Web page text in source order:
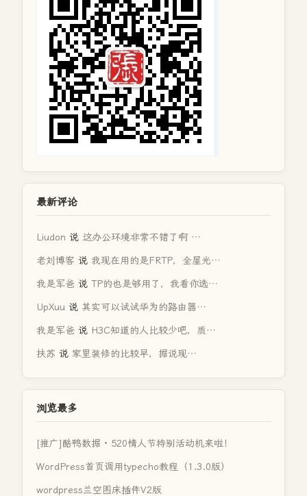
最新评论
Liudon 说 这办公环境非常不错了啊 …
老刘博客 说 我现在用的是FRTP，全屋光…
我是军爸 说 TP的也是够用了，我看你选…
UpXuu 说 其实可以试试华为的路由器…
我是军爸 说 H3C知道的人比较少吧，质…
扶苏 说 家里装修的比较早，据说现…
浏览最多
[推广]酷鸭数据 · 520情人节特别活动机来啦！
WordPress首页调用typecho教程（1.3.0版）
wordpress兰空图床插件V2版